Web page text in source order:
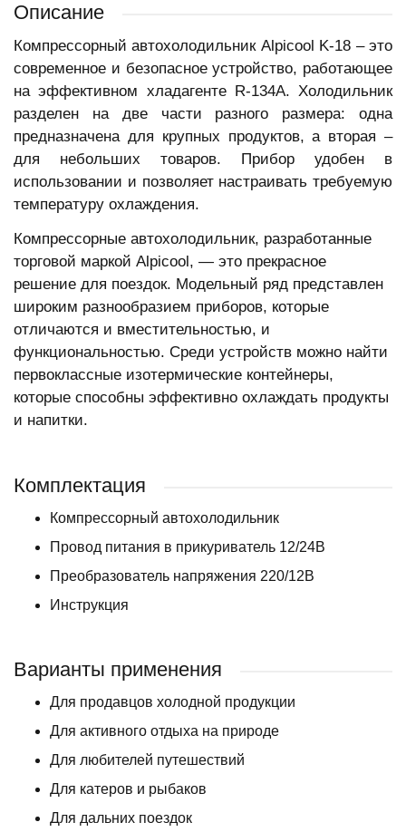
Описание
Компрессорный автохолодильник Alpicool K-18 – это
современное и безопасное устройство, работающее
на эффективном хладагенте R-134А. Холодильник
разделен на две части разного размера: одна
предназначена для крупных продуктов, а вторая –
для небольших товаров. Прибор удобен в
использовании и позволяет настраивать требуемую
температуру охлаждения.
Компрессорные автохолодильник, разработанные
торговой маркой Alpicool, — это прекрасное
решение для поездок. Модельный ряд представлен
широким разнообразием приборов, которые
отличаются и вместительностью, и
функциональностью. Среди устройств можно найти
первоклассные изотермические контейнеры,
которые способны эффективно охлаждать продукты
и напитки.
Комплектация
Компрессорный автохолодильник
Провод питания в прикуриватель 12/24В
Преобразователь напряжения 220/12В
Инструкция
Варианты применения
Для продавцов холодной продукции
Для активного отдыха на природе
Для любителей путешествий
Для катеров и рыбаков
Для дальних поездок